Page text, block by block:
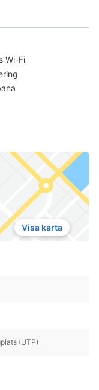
Wi-Fi
Visa karta
(UTP)